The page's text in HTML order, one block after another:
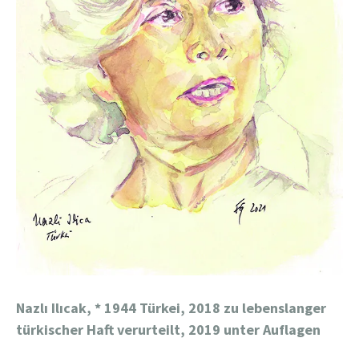
Nazlı Ilıcak, * 1944 Türkei, 2018 zu lebenslanger
türkischer Haft verurteilt, 2019 unter Auflagen